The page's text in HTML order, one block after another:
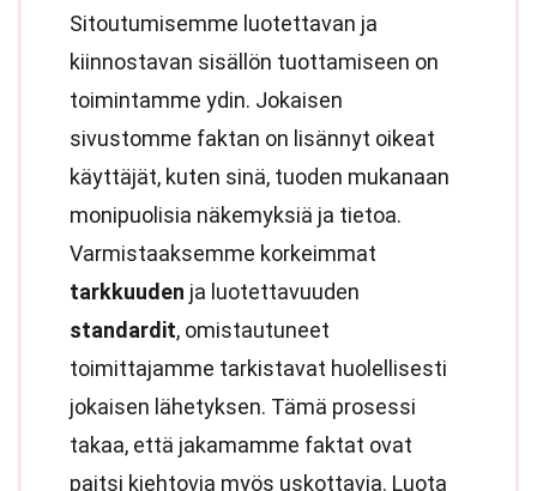
Sitoutumisemme luotettavan ja
kiinnostavan sisällön tuottamiseen on
toimintamme ydin. Jokaisen
sivustomme faktan on lisännyt oikeat
käyttäjät, kuten sinä, tuoden mukanaan
monipuolisia näkemyksiä ja tietoa.
Varmistaaksemme korkeimmat
tarkkuuden ja luotettavuuden
standardit, omistautuneet
toimittajamme tarkistavat huolellisesti
jokaisen lähetyksen. Tämä prosessi
takaa, että jakamamme faktat ovat
paitsi kiehtovia myös uskottavia. Luota